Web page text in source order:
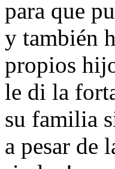
para que
y también
propios
le di la
su familia
a pesar de